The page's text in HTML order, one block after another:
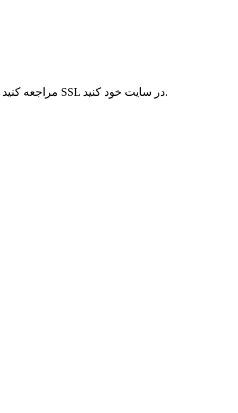
حال همانند تصویر زیر از قسمت Security به منوی SSL/TLS مراجعه کنید تا اقدام به نصب رایگان SSL در سایت خود کنید.